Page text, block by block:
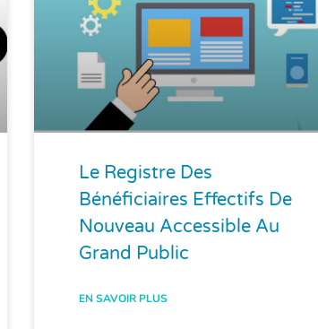
Le Registre Des
Bénéficiaires Effectifs De
Nouveau Accessible Au
Grand Public
EN SAVOIR PLUS